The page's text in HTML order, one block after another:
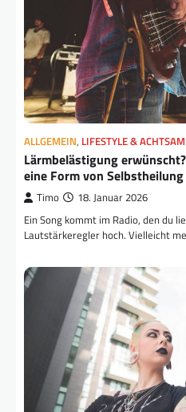
ALLGEMEIN, LIFESTYLE &
Lärmbelästigung
eine Form von
Timo 18. Januar 2026
Ein Song kommt im Radio, den du
Lautstärkeregler hoch. Vielleicht